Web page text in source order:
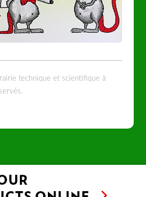
technique et scientifique à